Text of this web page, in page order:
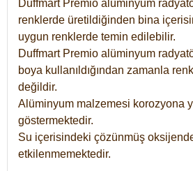
Duffmart Premio alüminyum
renklerde üretildiğinden bina
uygun renklerde temin edilebilir.
Duffmart Premio alüminyum
boya kullanıldığından zamanla
değildir.
Alüminyum malzemesi korozyona
göstermektedir.
Su içerisindeki çözünmüş
etkilenmemektedir.